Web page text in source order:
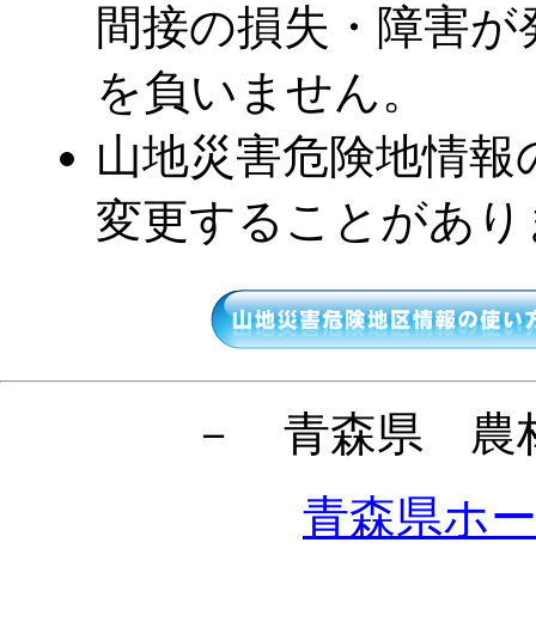
間接の損失・障害
を負いません。
山地災害危険地情
変更することがあ
－ 青森県 農
青森県ホ